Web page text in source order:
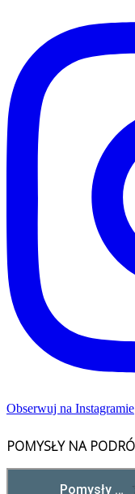
Obserwuj na Instagramie
POMYSŁY NA